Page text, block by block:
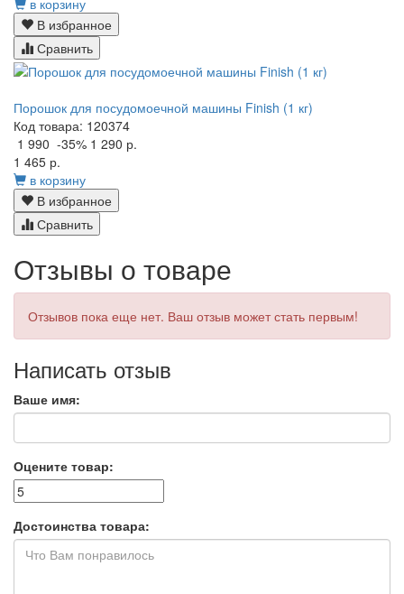
в корзину
В избранное
Сравнить
Порошок для посудомоечной машины Finish (1 кг)
Код товара: 120374
1 990 -35% 1 290 р.
1 465 р.
в корзину
В избранное
Сравнить
Отзывы о товаре
Отзывов пока еще нет. Ваш отзыв может стать первым!
Написать отзыв
Ваше имя:
Оцените товар:
Достоинства товара: